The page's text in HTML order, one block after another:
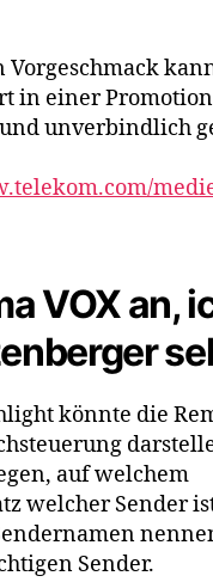
Vorgeschmack
in einer
unverbindlich
VOX an,
könnte die
auf welchem
welcher Sender
Sender.